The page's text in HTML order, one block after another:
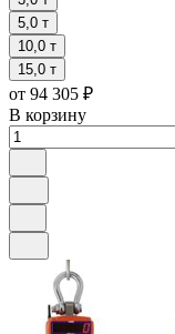
5,0 т
10,0 т
15,0 т
от 94 305 ₽
В корзину